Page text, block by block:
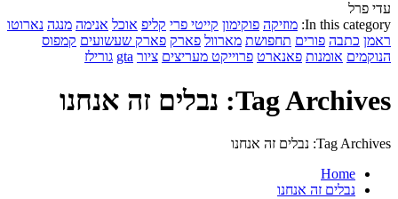
עדי פרל
In this category: מוזיקה פוקימון קייטי פרי קליפ אוכל אנימה מנגה נארוטו
ראמן כתבה פורים תחפושת מארוול פארק פארק שעשועים קמפוס
הנוקמים אומנות פאנארט פרוייקט מעריצים ציור gta גורילז
Tag Archives: נבלים זה אנחנו
Tag Archives: נבלים זה אנחנו
Home
נבלים זה אנחנו